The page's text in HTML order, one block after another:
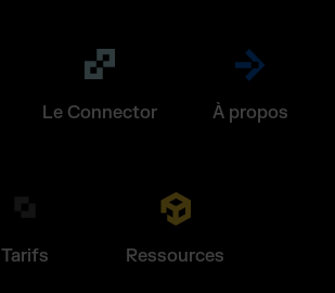
Le Connector À propos
Tarifs Ressources